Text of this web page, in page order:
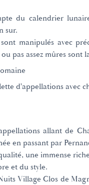
du calendrier
sur.
manipulés avec
pas assez mûres sont
d'appellations avec
allant de
en passant par
une immense
et du style.
Village Clos de